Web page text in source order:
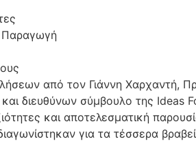
Παραγωγή
από τον Γιάννη Χαρχαντή,
και διευθύνων σύμβουλο της Ideas
και αποτελεσματική
για τα τέσσερα